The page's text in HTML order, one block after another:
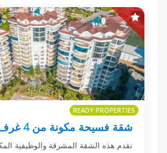
READY PROPERTIES
تقدم هذه الشقة المشرقة والوظيفية